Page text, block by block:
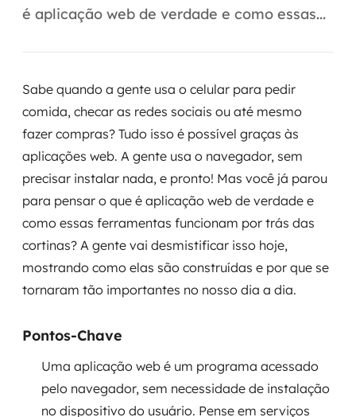
Data Analytics
Data Platforms
Data Lakes & Warehouses
Governança de dados
Modernização de aplicações
Desenvolvimento web e mobile
Migração para Cloud
é aplicação web de verdade e como essas...
Sabe quando a gente usa o celular para pedir
comida, checar as redes sociais ou até mesmo
fazer compras? Tudo isso é possível graças às
aplicações web. A gente usa o navegador, sem
precisar instalar nada, e pronto! Mas você já parou
para pensar o que é aplicação web de verdade e
como essas ferramentas funcionam por trás das
cortinas? A gente vai desmistificar isso hoje,
mostrando como elas são construídas e por que se
tornaram tão importantes no nosso dia a dia.
Pontos-Chave
Uma aplicação web é um programa acessado
pelo navegador, sem necessidade de instalação
no dispositivo do usuário. Pense em serviços